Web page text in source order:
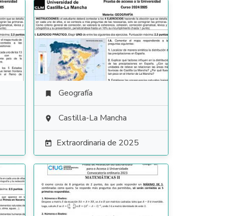
 Geografía
 Castilla-La Mancha
 Extraordinaria de 2025